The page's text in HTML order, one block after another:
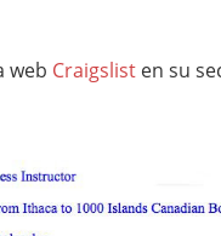
web Craigslist en su